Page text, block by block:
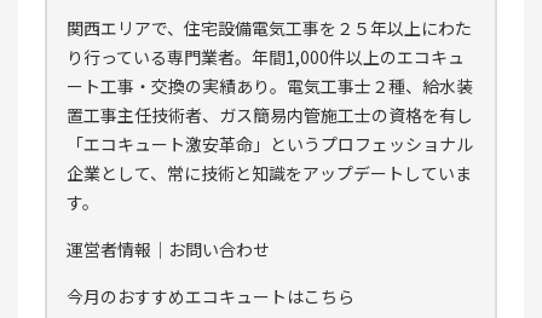
関西エリアで、住宅設備電気工事を２５年以上にわた
り行っている専門業者。年間1,000件以上のエコキュ
ート工事・交換の実績あり。電気工事士２種、給水装
置工事主任技術者、ガス簡易内管施工士の資格を有し
「エコキュート激安革命」というプロフェッショナル
企業として、常に技術と知識をアップデートしていま
す。
運営者情報 ｜ お問い合わせ
今月のおすすめエコキュートはこちら